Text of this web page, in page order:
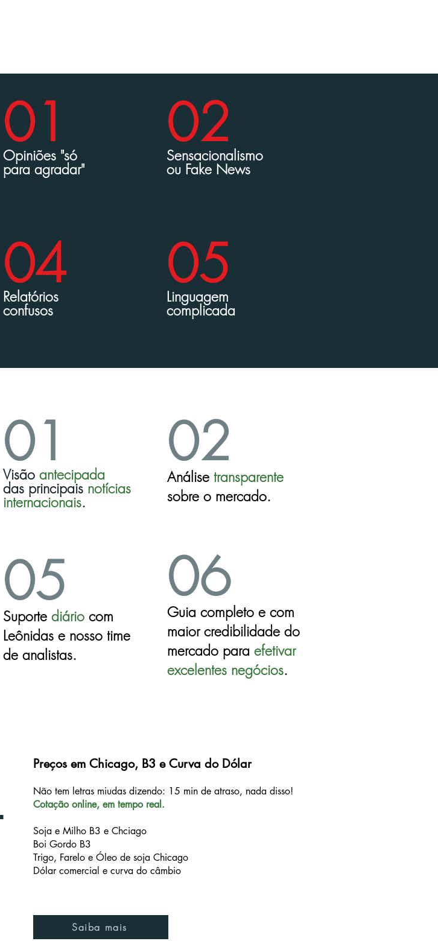
01
Opiniões "só
para agradar"
04
Relatórios
confusos
02
Sensacionalismo
ou Fake News
05
Linguagem
complicada
01
Visão antecipada
das principais notícias
internacionais.
02
Análise transparente
sobre o mercado.
05
Suporte diário com
Leônidas e nosso time
de analistas.
06
Guia completo e com
maior credibilidade do
mercado para efetivar
excelentes negócios.
Preços em Chicago, B3 e Curva do Dólar
Não tem letras miudas dizendo: 15 min de atraso, nada disso!
Cotação online, em tempo real.
Soja e Milho B3 e Chciago
Boi Gordo B3
Trigo, Farelo e Óleo de soja Chicago
Dólar comercial e curva do câmbio
Saiba mais